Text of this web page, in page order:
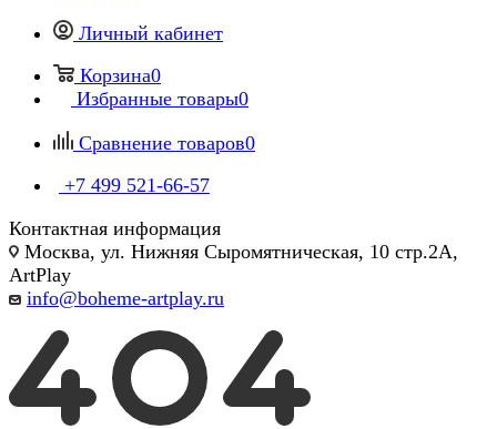
Личный кабинет
Корзина0
Избранные товары0
Сравнение товаров0
+7 499 521-66-57
Контактная информация
Москва, ул. Нижняя Сыромятническая, 10 стр.2А,
ArtPlay
info@boheme-artplay.ru